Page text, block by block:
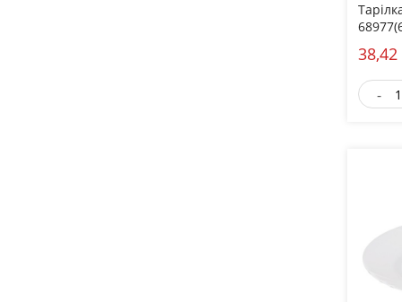
38,42
-